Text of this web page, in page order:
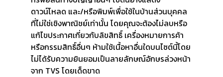
ดาวน์โหลด และ/หรือพิมพ์เพื่อใช้ในบ้านส่วนบุคคล
ที่ไม่ใช่เชิงพาณิชย์เท่านั้น โดยคุณจะต้องไม่ลบหรือ
แก้ไขประกาศเกี่ยวกับลิขสิทธิ์ เครื่องหมายการค้า
หรือกรรมสิทธิ์อื่นๆ ห้ามใช้เนื้อหาอื่นใดบนไซต์นี้โดย
ไม่ได้รับความยินยอมเป็นลายลักษณ์อักษรล่วงหน้า
จาก TVS โดยเด็ดขาด